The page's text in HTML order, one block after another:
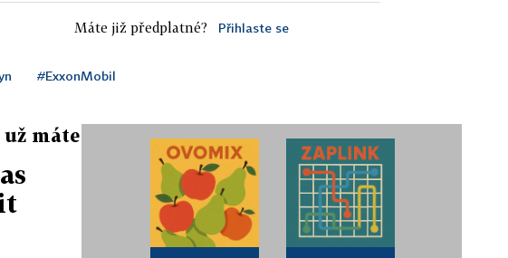
Máte již předplatné? Přihlaste se
#ExxonMobil
máte